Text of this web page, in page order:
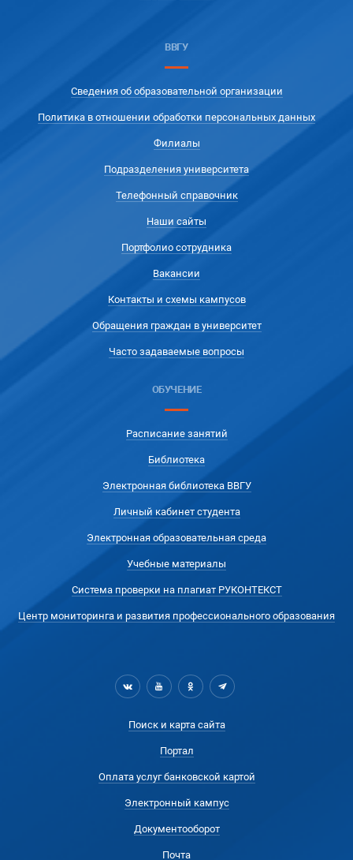
ВВГУ
Сведения об образовательной организации
Политика в отношении обработки персональных данных
Филиалы
Подразделения университета
Телефонный справочник
Наши сайты
Портфолио сотрудника
Вакансии
Контакты и схемы кампусов
Обращения граждан в университет
Часто задаваемые вопросы
ОБУЧЕНИЕ
Расписание занятий
Библиотека
Электронная библиотека ВВГУ
Личный кабинет студента
Электронная образовательная среда
Учебные материалы
Система проверки на плагиат РУКОНТЕКСТ
Центр мониторинга и развития профессионального образования
Поиск и карта сайта
Портал
Оплата услуг банковской картой
Электронный кампус
Документооборот
Почта